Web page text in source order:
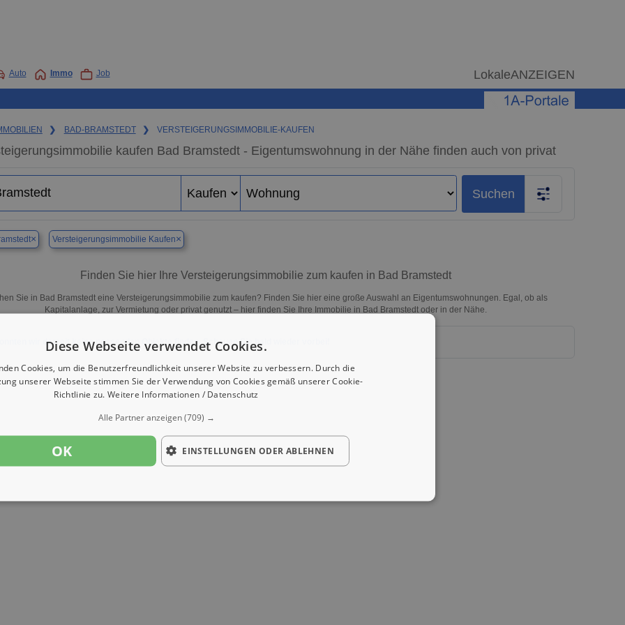
Auto Immo Job LokaleANZEIGEN
❯ BAD-BRAMSTEDT ❯ VERSTEIGERUNGSIMMOBILIE-KAUFEN
kaufen Bad Bramstedt - Eigentumswohnung in der Nähe finden auch von privat
Suchen
× Versteigerungsimmobilie Kaufen×
Finden Sie hier Ihre Versteigerungsimmobilie zum kaufen in Bad Bramstedt
Sie in Bad Bramstedt eine Versteigerungsimmobilie zum kaufen? Finden Sie hier eine große Auswahl an Eigentumswohnungen. Egal, ob als
Kapitalanlage, zur Vermietung oder privat genutzt – hier finden Sie Ihre Immobilie in Bad Bramstedt oder in der Nähe.
wir derzeit keine passenden Objekte finden. Schauen Sie bald wieder vorbei!
Diese Webseite verwendet Cookies.
Cookies, um die Benutzerfreundlichkeit unserer Website zu verbessern. Durch die
unserer Webseite stimmen Sie der Verwendung von Cookies gemäß unserer Cookie-
Richtlinie zu. Weitere Informationen / Datenschutz
Alle Partner anzeigen(709) →
OK EINSTELLUNGEN ODER ABLEHNEN